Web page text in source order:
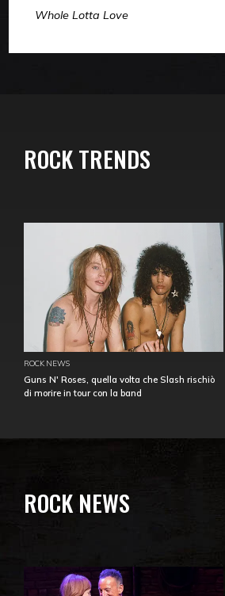
Whole Lotta Love
ROCK TRENDS
ROCK NEWS
Guns N' Roses, quella volta che Slash rischiò
di morire in tour con la band
ROCK NEWS